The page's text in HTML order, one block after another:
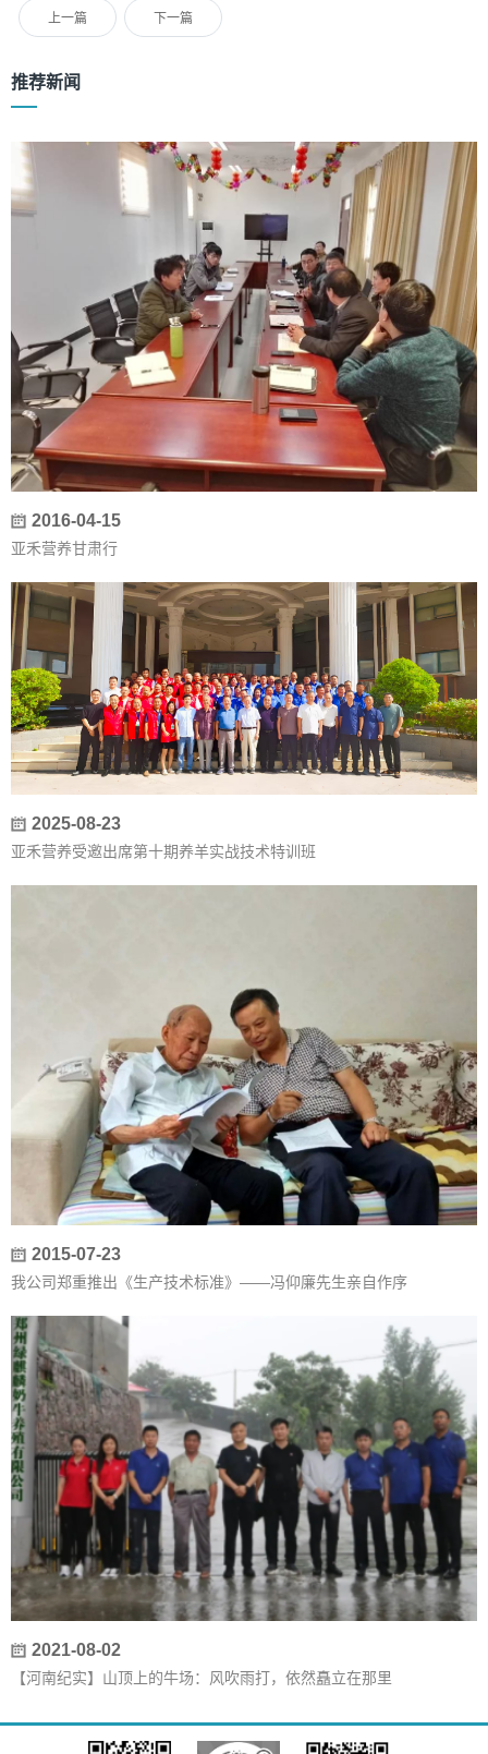
上一篇 下一篇
推荐新闻
2016-04-15
亚禾营养甘肃行
2025-08-23
亚禾营养受邀出席第十期养羊实战技术特训班
2015-07-23
我公司郑重推出《生产技术标准》——冯仰廉先生亲自作序
2021-08-02
【河南纪实】山顶上的牛场：风吹雨打，依然矗立在那里